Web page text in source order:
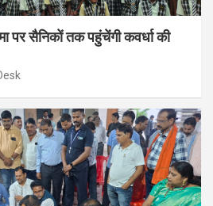
पर सैनिकों तक पहुंचेंगी कवर्धा की